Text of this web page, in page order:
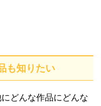
も知りたい
どんな作品にどんな